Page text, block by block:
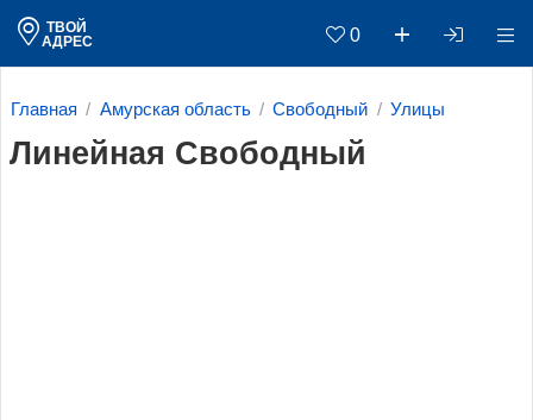
ТВОЙ
АДРЕС
0
Главная Амурская область Свободный Улицы
Линейная Свободный